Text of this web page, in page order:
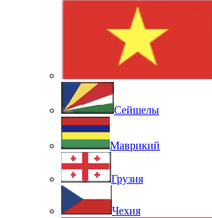
Сейшелы
Маврикий
Грузия
Чехия